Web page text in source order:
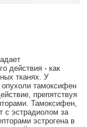
действия - как
тканях. У
тамоксифен
препятствуя
Тамоксифен,
с эстрадиолом за
эстрогена в